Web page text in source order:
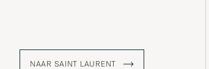
NAAR SAINT LAURENT